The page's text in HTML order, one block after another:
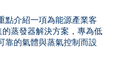
點介紹一項為能源產業客
蒸發器解決方案，專為低
靠的氣體與蒸氣控制而設